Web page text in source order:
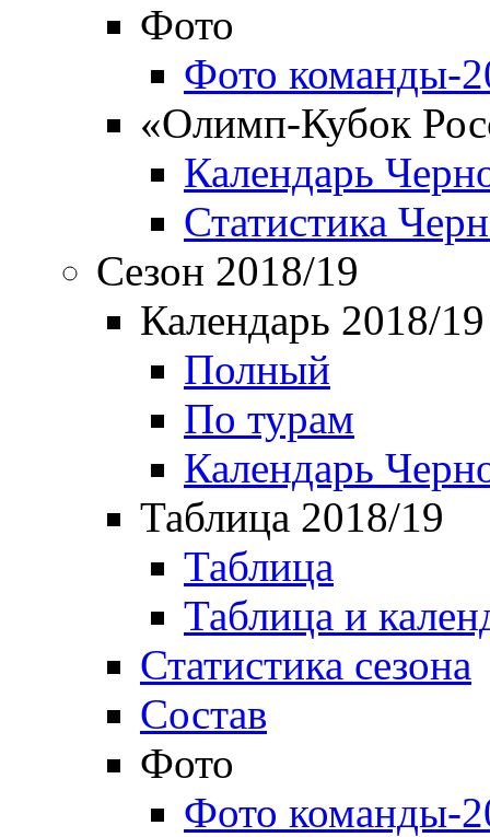
Фото
Фото команды-
«Олимп-Кубок
Календарь
Статистика
Сезон 2018/19
Календарь 2018/19
Полный
По турам
Календарь
Таблица 2018/19
Таблица
Таблица и
Статистика сезона
Состав
Фото
Фото команды-